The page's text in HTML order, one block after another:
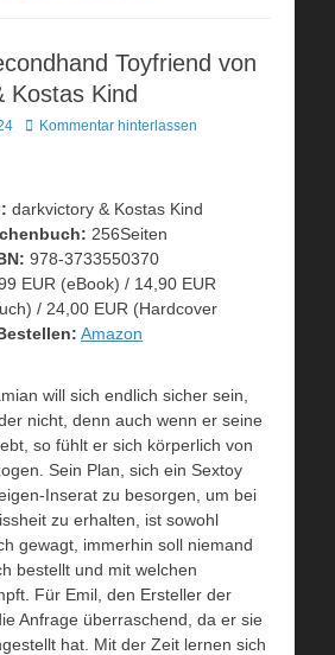
Toyfriend von
Kostas Kind
Kommentar hinterlassen
darkvictory & Kostas Kind
256Seiten
978-3733550370
EUR (eBook) / 14,90 EUR
/ 24,00 EUR (Hardcover
Amazon
will sich endlich sicher sein,
nicht, denn auch wenn er seine
so fühlt er sich körperlich von
Sein Plan, sich ein Sextoy
Inserat zu besorgen, um bei
zu erhalten, ist sowohl
gewagt, immerhin soll niemand
bestellt und mit welchen
Für Emil, den Ersteller der
Anfrage überraschend, da er sie
hat. Mit der Zeit lernen sich